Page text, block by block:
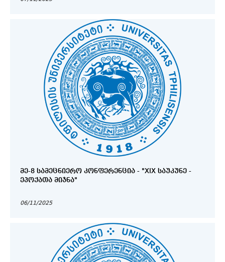
ᲛᲔ-8 ᲡᲐᲛᲔᲪᲜᲘᲔᲠᲝ ᲙᲝᲜᲤᲔᲠᲔᲜᲪᲘᲐ - "XIX ᲡᲐᲣᲙᲣᲜᲔ -
ᲔᲞᲝᲥᲐᲗᲐ ᲛᲘᲯᲜᲐ"
06/11/2025